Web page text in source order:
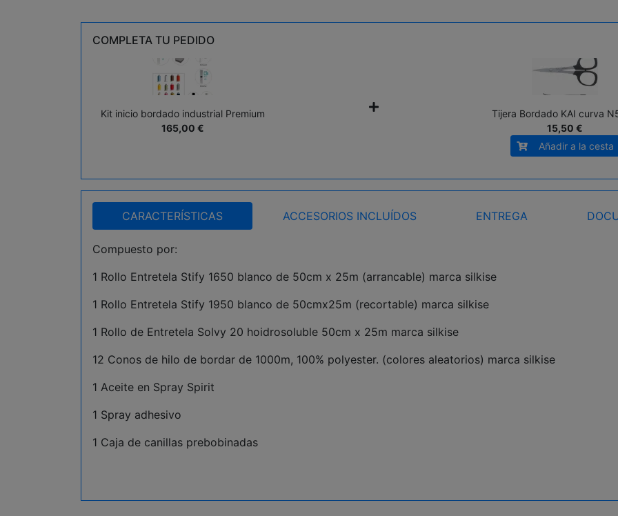
COMPLETA TU PEDIDO
Kit inicio bordado industrial Premium
165,00 €
+
Tijera Bordado KAI curva
15,50 €
Añadir a la cesta
CARACTERÍSTICAS ACCESORIOS INCLUÍDOS ENTREGA
Compuesto por:
1 Rollo Entretela Stify 1650 blanco de 50cm x 25m (arrancable) marca silkise
1 Rollo Entretela Stify 1950 blanco de 50cmx25m (recortable) marca silkise
1 Rollo de Entretela Solvy 20 hoidrosoluble 50cm x 25m marca silkise
12 Conos de hilo de bordar de 1000m, 100% polyester. (colores aleatorios) marca silkise
1 Aceite en Spray Spirit
1 Spray adhesivo
1 Caja de canillas prebobinadas